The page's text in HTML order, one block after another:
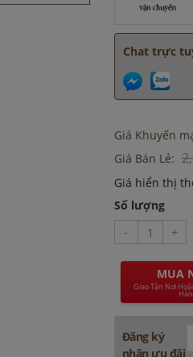
8 giờ
Chat trực
Giá Khuyến
Giá Bán Lẻ:
Giá hiển thị
Số lượng
-
+
MUA
Giao Tận Nơi
Đăng ký
nhận ưu đãi